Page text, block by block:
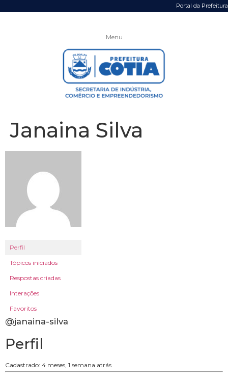
Portal da Prefeitura
Menu
Janaina Silva
Perfil
Tópicos iniciados
Respostas criadas
Interações
Favoritos
@janaina-silva
Perfil
Cadastrado: 4 meses, 1 semana atrás